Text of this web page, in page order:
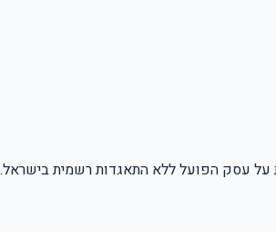
על עסק הפועל ללא התאגדות רשמית